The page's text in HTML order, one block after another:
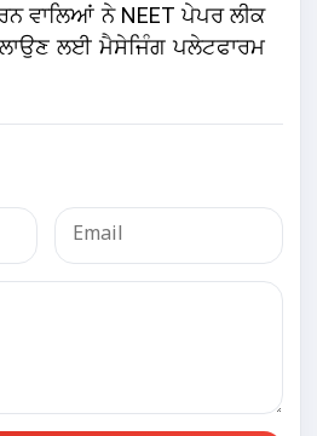
ਵਾਲਿਆਂ ਨੇ NEET ਪੇਪਰ ਲੀਕ
ਲਈ ਮੈਸੇਜਿੰਗ ਪਲੇਟਫਾਰਮ